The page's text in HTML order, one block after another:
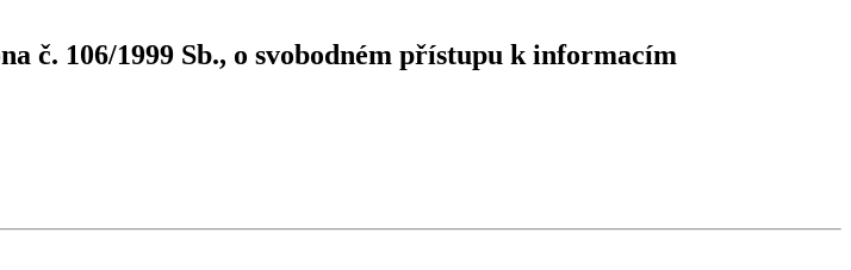
č. 106/1999 Sb., o svobodném přístupu k informacím